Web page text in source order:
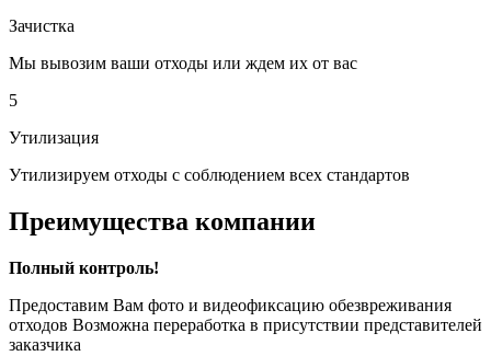
Зачистка
Мы вывозим ваши отходы или ждем их от вас
5
Утилизация
Утилизируем отходы с соблюдением всех стандартов
Преимущества компании
Полный контроль!
Предоставим Вам фото и видеофиксацию обезвреживания
отходов Возможна переработка в присутствии представителей
заказчика